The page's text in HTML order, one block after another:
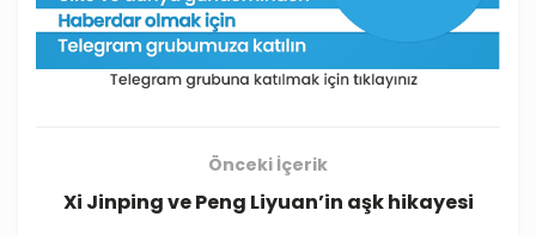
Önceki İçerik
Xi Jinping ve Peng Liyuan’in aşk hikayesi